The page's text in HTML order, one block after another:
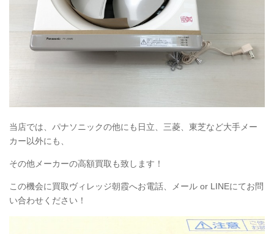
当店では、パナソニックの他にも日立、三菱、東芝など大手メー
カー以外にも、
その他メーカーの高額買取も致します！
この機会に買取ヴィレッジ朝霞へお電話、メール or LINEにてお問
い合わせください！